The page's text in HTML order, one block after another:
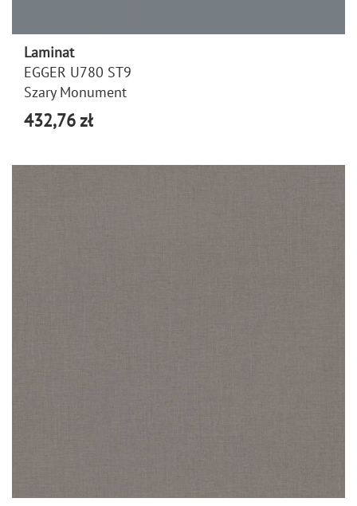
Laminat
EGGER U780 ST9
Szary Monument
432,76 zł